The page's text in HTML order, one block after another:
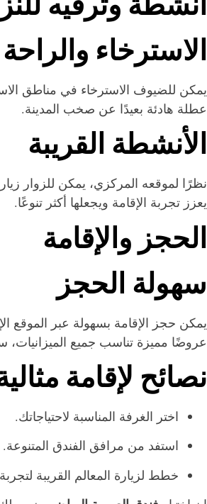
الاسترخاء والراحة
يمكن للضيوف الاسترخاء في مناطق
عطلة هادئة بعيدًا عن صخب المدينة.
الأنشطة القريبة
نظرًا لموقعه المركزي، يمكن للزوار
يعزز تجربة الإقامة ويجعلها أكثر تنوعًا.
الحجز والإقامة
سهولة الحجز
يمكن حجز الإقامة بسهولة عبر الموقع
عروضًا مميزة تناسب جميع الميزانيات،
نصائح لإقامة
اختر الغرفة المناسبة لاحتياجاتك.
استفد من مرافق الفندق المتنوعة.
خطط لزيارة المعالم القريبة